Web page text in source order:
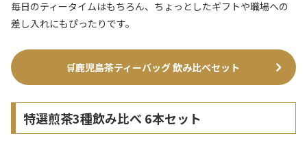
毎日のティータイムはもちろん、ちょっとしたギフトや職場への
差し入れにもぴったりです。
🛒鹿児島茶ティーバッグ 飲み比べセット
特選煎茶3種飲み比べ 6本セット